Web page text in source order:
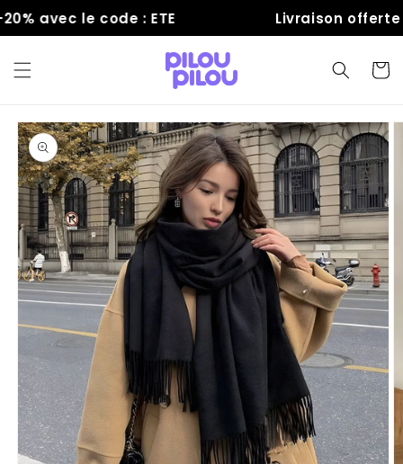
passer
au
avec le code : ETE Livraison offerte
Panier
Passer aux
informations
produits